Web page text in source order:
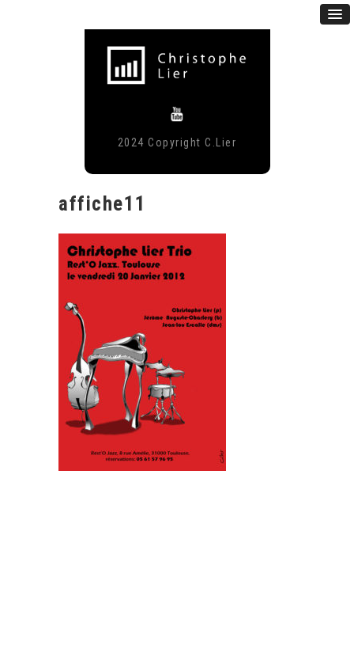
2024 Copyright C.Lier
affiche11